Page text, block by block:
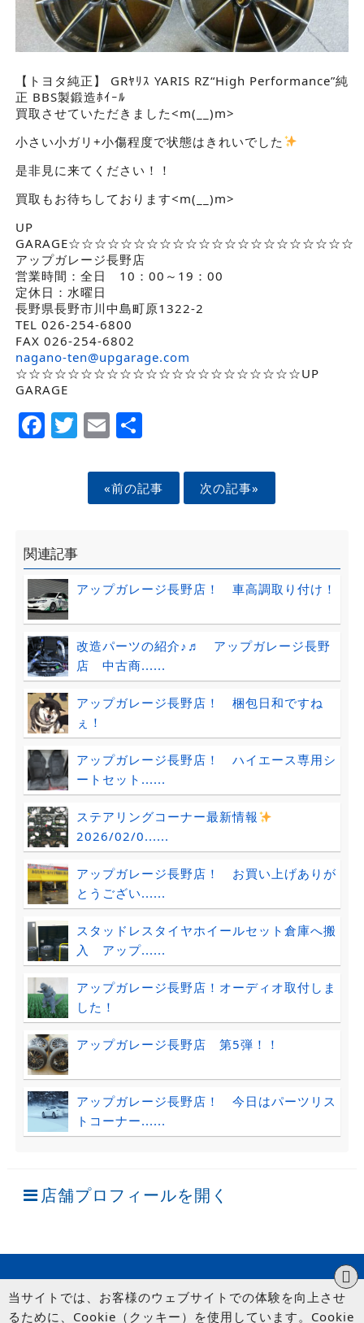
【トヨタ純正】 GRﾔﾘｽ YARIS RZ“High Performance”純
正 BBS製鍛造ﾎｲｰﾙ
買取させていただきました<m(__)m>
小さい小ガリ+小傷程度で状態はきれいでした
是非見に来てください！！
買取もお待ちしております<m(__)m>
UP
GARAGE☆☆☆☆☆☆☆☆☆☆☆☆☆☆☆☆☆☆☆☆☆☆
アップガレージ長野店
営業時間：全日 10：00～19：00
定休日：水曜日
長野県長野市川中島町原1322-2
TEL 026-254-6800
FAX 026-254-6802
nagano-ten@upgarage.com
☆☆☆☆☆☆☆☆☆☆☆☆☆☆☆☆☆☆☆☆☆☆UP
GARAGE
Facebook
Twitter
EmailShare
«前の記事 次の記事»
関連記事
アップガレージ長野店！ 車高調取り付け！
改造パーツの紹介♪♬ アップガレージ長野
店 中古商......
アップガレージ長野店！ 梱包日和ですね
ぇ！
アップガレージ長野店！ ハイエース専用シ
ートセット......
ステアリングコーナー最新情報
2026/02/0......
アップガレージ長野店！ お買い上げありが
とうござい......
スタッドレスタイヤホイールセット倉庫へ搬
入 アップ......
アップガレージ長野店！オーディオ取付しま
した！
アップガレージ長野店 第5弾！！
アップガレージ長野店！ 今日はパーツリス
トコーナー......
店舗プロフィールを開く
当サイトでは、お客様のウェブサイトでの体験を向上させ
るために、Cookie（クッキー）を使用しています。Cookie